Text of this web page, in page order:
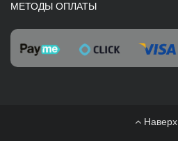
МЕТОДЫ ОПЛАТЫ
Наверх